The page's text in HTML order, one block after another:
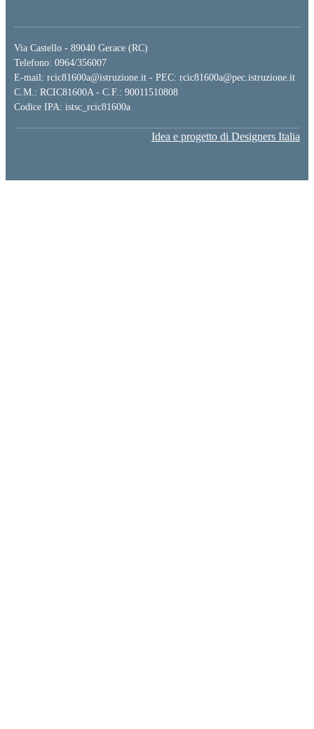
Via Castello - 89040 Gerace (RC)
Telefono: 0964/356007
E-mail: rcic81600a@istruzione.it - PEC: rcic81600a@pec.istruzione.it
C.M.: RCIC81600A - C.F.: 90011510808
Codice IPA: istsc_rcic81600a
Idea e progetto di Designers Italia